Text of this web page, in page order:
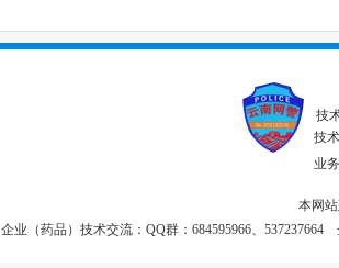
技
技
业
本网
企业（药品）技术交流：QQ群：684595966、537237664